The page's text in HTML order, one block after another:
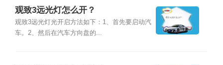
观致3远光灯怎么开？
观致3远光灯光开启方法如下：1、首先要启动汽
车。2、然后在汽车方向盘的...